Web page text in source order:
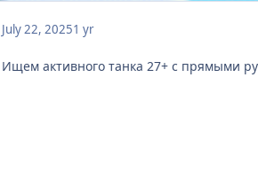
July 22, 20251 yr
Ищем активного танка 27+ с прямыми